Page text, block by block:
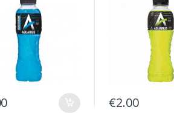
€2.00